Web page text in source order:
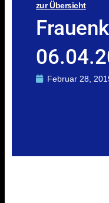
zur Übersicht
Februar 28,